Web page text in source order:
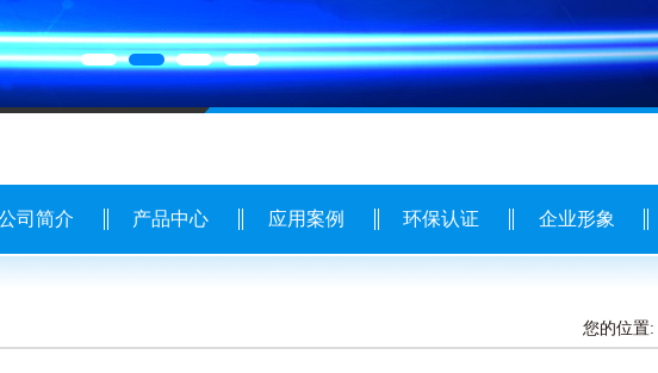
司简介 产品中心 应用案例 环保认证 企业形象
您的位置: